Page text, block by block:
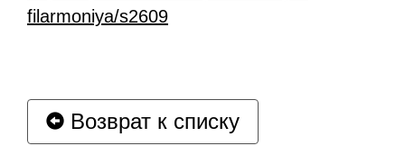
filarmoniya/s2609
Возврат к списку